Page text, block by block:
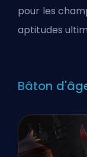
pour les
aptitudes
Bâton